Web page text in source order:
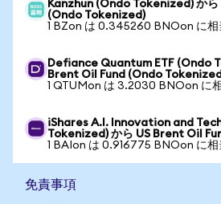
Kanzhun (Ondo Tokenized) か
(Ondo Tokenized)
1 BZon は 0.345260 BNOon に相
Defiance Quantum ETF (Ondo
Brent Oil Fund (Ondo
1 QTUMon は 3.2030 BNOon に
iShares A.I. Innovation and
Tokenized) から US Brent Oil
1 BAIon は 0.916775 BNOon に相
免責事項